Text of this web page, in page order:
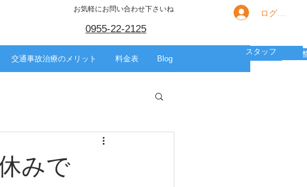
お気軽にお問い合わせ下さいね
0955-22-2125
ログイン
交通事故治療のメリット 料金表 Blog
スポーツ
美容整体
箇所別の痛み
HOME
スタッフ
みで